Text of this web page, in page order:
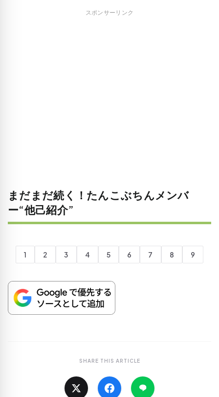
スポンサーリンク
まだまだ続く！たんこぶちんメンバ
ー“他己紹介”
1 2 3 4 5 6 7 8 9
SHARE THIS ARTICLE